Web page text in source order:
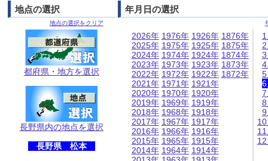
地点の選択
地点の選択をクリア
都府県・地方を選択
長野県内の地点を選択
長野県 松本
年月日の選択
2026年
2025年
2024年
2023年
2022年
2021年
2020年
2019年
2018年
2017年
2016年
2015年
2014年
1976年
1975年
1974年
1973年
1972年
1971年
1970年
1969年
1968年
1967年
1966年
1965年
1964年
1926年
1925年
1924年
1923年
1922年
1921年
1920年
1919年
1918年
1917年
1916年
1915年
1914年
1876年
1875年
1874年
1873年
1872年